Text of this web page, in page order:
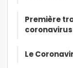
Première
Le